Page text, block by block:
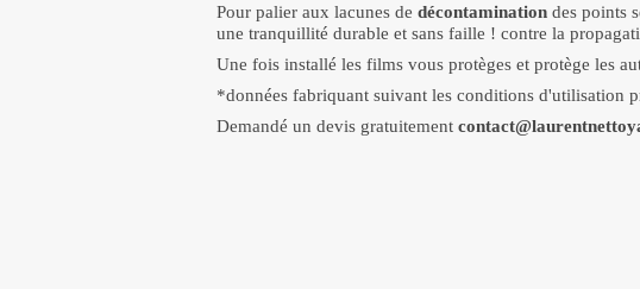
Pour palier aux lacunes de décontamination des points
une tranquillité durable et sans faille ! contre la
Une fois installé les films vous protèges et protège les
*données fabriquant suivant les conditions d'utilisation
Demandé un devis gratuitement